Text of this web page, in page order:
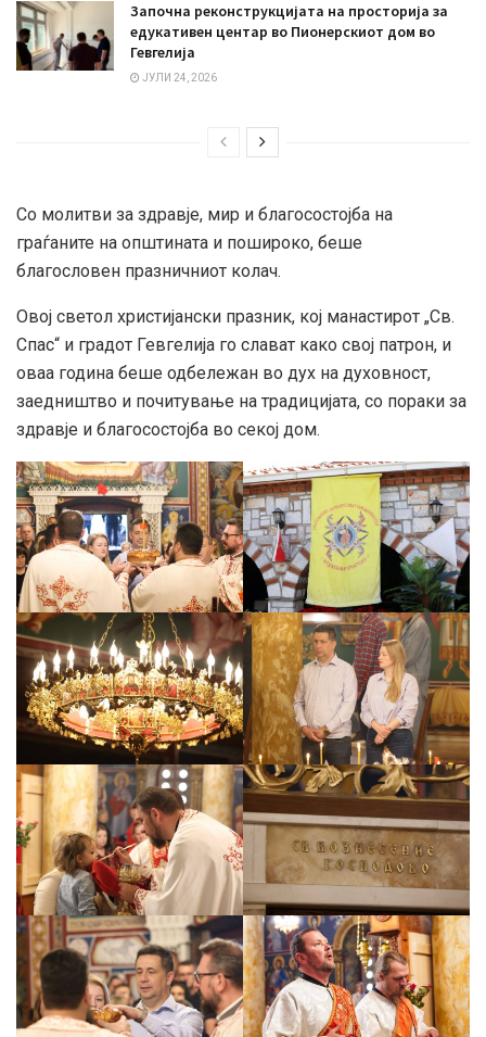
Започна реконструкцијата на просторија за
едукативен центар во Пионерскиот дом во
Гевгелија
ЈУЛИ 24, 2026
Со молитви за здравје, мир и благосостојба на
граѓаните на општината и пошироко, беше
благословен празничниот колач.
Овој светол христијански празник, кој манастирот „Св.
Спас“ и градот Гевгелија го слават како свој патрон, и
оваа година беше одбележан во дух на духовност,
заедништво и почитување на традицијата, со пораки за
здравје и благосостојба во секој дом.